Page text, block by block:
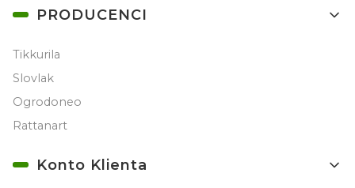
PRODUCENCI
Tikkurila
Slovlak
Ogrodoneo
Rattanart
Konto Klienta